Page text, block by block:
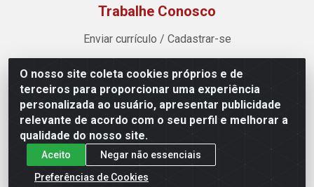
O nosso site coleta cookies próprios e de
terceiros para proporcionar uma experiência
personalizada ao usuário, apresentar publicidade
relevante de acordo com o seu perfil e melhorar a
qualidade do nosso site.
Aceito
Negar não essenciais
Preferências de Cookies
Trabalhe Conosco
Enviar currículo / Cadastrar-se
Sost Distribuidora - Rua Cândido Rissut, 254 - Recreio
Ipitanga, Lauro de Freitas/BA - CEP 42.700-590 - CNPJ
07.041.307/0001-80